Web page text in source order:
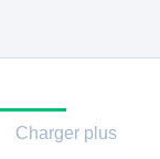
Charger plus